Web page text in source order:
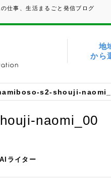
仕事、生活まるごと発信ブログ
地
から
s2-shouji-
naomi_00
ライター